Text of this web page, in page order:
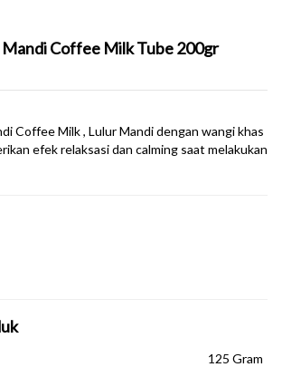
Coffee Milk Tube 200gr
Coffee Milk , Lulur Mandi dengan wangi khas
efek relaksasi dan calming saat melakukan
125 Gram